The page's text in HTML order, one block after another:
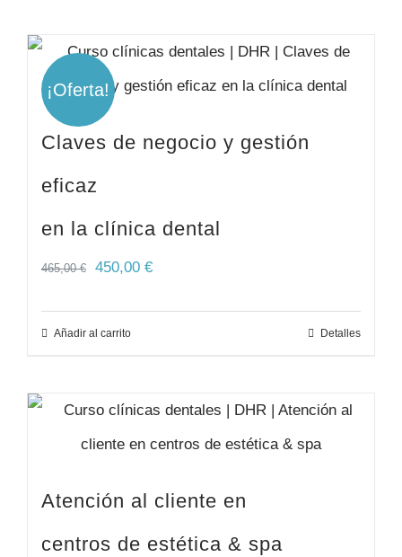
¡Oferta!
Claves de negocio y gestión
eficaz
en la clínica dental
465,00€ 450,00 €
Añadir al carrito Detalles
Atención al cliente en
centros de estética & spa